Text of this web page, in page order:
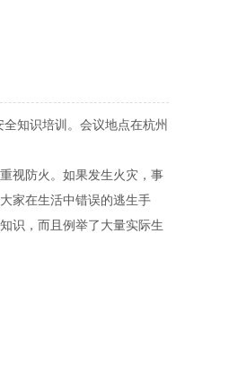
知识培训。会议地点在杭州
视防火。如果发生火灾，事
家在生活中错误的逃生手
识，而且例举了大量实际生